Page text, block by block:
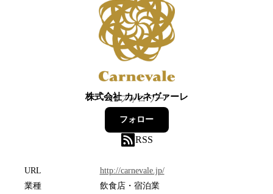
株式会社 カルネヴァーレ
12フォロワー
フォロー
RSS
URL
http://carnevale.jp/
業種
飲食店・宿泊業